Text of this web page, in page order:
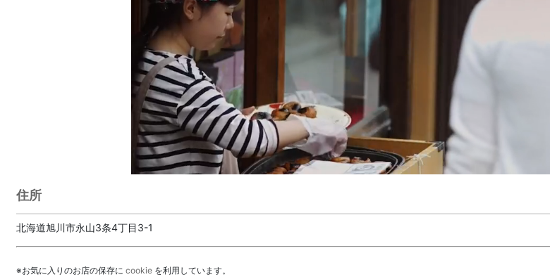
住所
北海道旭川市永山3条4丁目3-1
※お気に入りのお店の保存に cookie を利用しています。